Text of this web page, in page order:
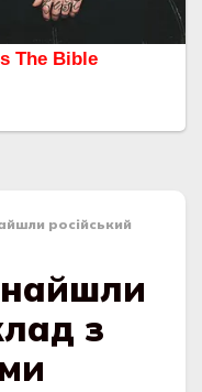
російський
з